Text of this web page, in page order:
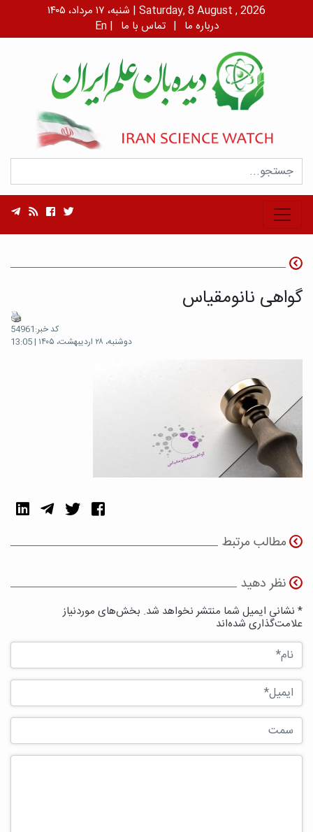
شنبه، ۱۷ مرداد، ۱۴۰۵ | Saturday, 8 August , 2026
En | درباره ما | تماس با ما
گواهی نانومقیاس
کد خبر:54961
دوشنبه، ۲۸ اردیبهشت، ۱۴۰۵ | 13:05
مطالب مرتبط
نظر دهید
* نشانی ایمیل شما منتشر نخواهد شد. بخش‌های موردنیاز
علامت‌گذاری شده‌اند